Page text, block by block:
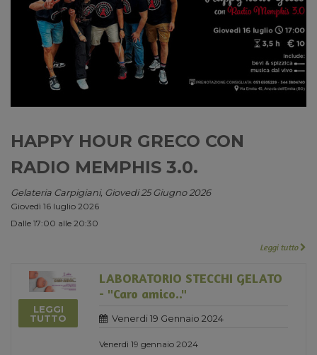
HAPPY HOUR GRECO CON
RADIO MEMPHIS 3.0.
Gelateria Carpigiani, Giovedi 25 Giugno 2026
Giovedì 16 luglio 2026
Dalle 17:00 alle 20:30
Leggi tutto
LEGGI
TUTTO
LABORATORIO STECCHI GELATO
- "Caro amico.."
Venerdi 19 Gennaio 2024
Venerdì 19 gennaio 2024